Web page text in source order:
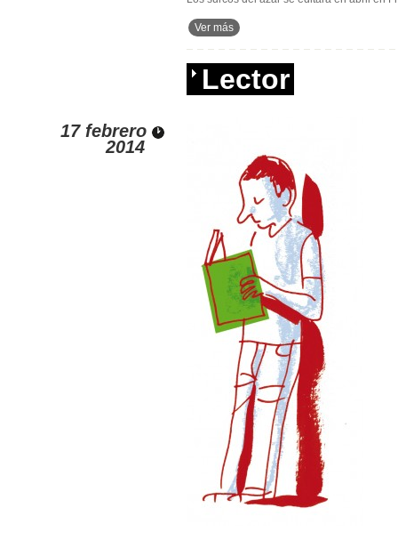
Ver más
Lector
17 febrero
2014